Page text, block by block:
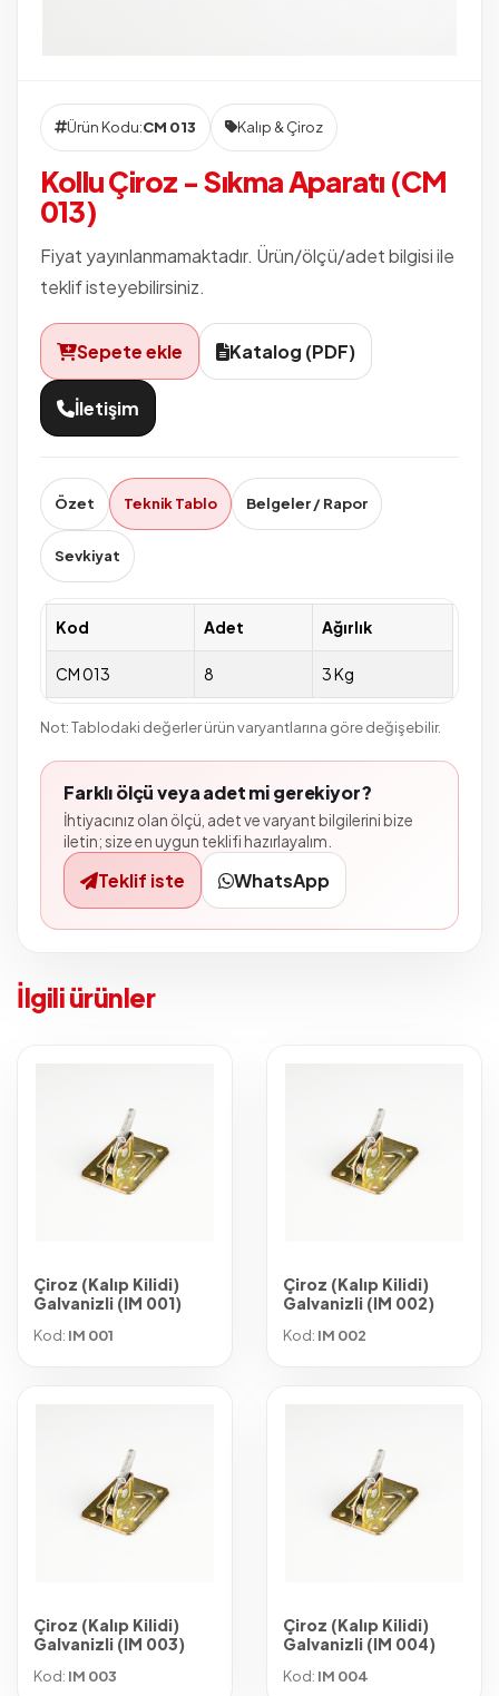
Ürün Kodu:CM 013 Kalıp & Çiroz
Kollu Çiroz - Sıkma Aparatı (CM
013)
Fiyat yayınlanmamaktadır. Ürün/ölçü/adet bilgisi ile
teklif isteyebilirsiniz.
Sepete ekle Katalog (PDF)
İletişim
Özet Teknik Tablo Belgeler / Rapor
Sevkiyat
Kod Adet Ağırlık
CM 013 8 3 Kg
Not: Tablodaki değerler ürün varyantlarına göre değişebilir.
Farklı ölçü veya adet mi gerekiyor?
İhtiyacınız olan ölçü, adet ve varyant bilgilerini bize
iletin; size en uygun teklifi hazırlayalım.
Teklif iste WhatsApp
İlgili ürünler
Çiroz (Kalıp Kilidi)
Galvanizli (IM 001)
Kod: IM 001
Çiroz (Kalıp Kilidi)
Galvanizli (IM 002)
Kod: IM 002
Çiroz (Kalıp Kilidi)
Galvanizli (IM 003)
Kod: IM 003
Çiroz (Kalıp Kilidi)
Galvanizli (IM 004)
Kod: IM 004